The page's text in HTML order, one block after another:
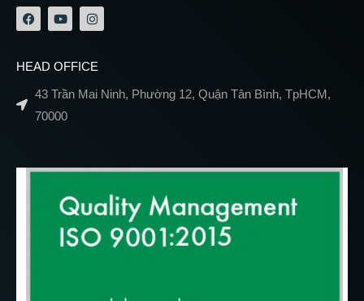
HEAD OFFICE
43 Trần Mai Ninh, Phường 12, Quận Tân Bình, TpHCM,
70000